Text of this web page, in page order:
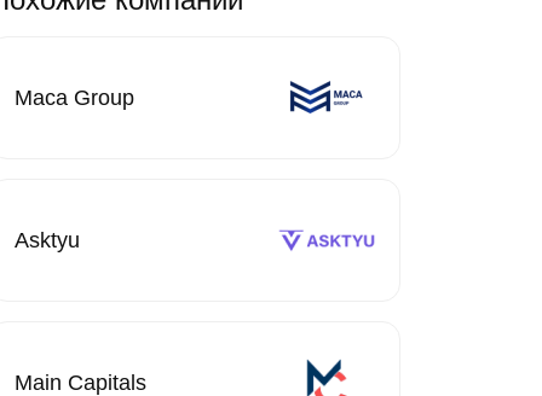
Maca Group
Asktyu
Main Capitals